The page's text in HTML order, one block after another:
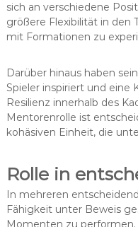
sich an verschiedene
größere Flexibilität in den
mit Formationen zu
Darüber hinaus haben
Spieler inspiriert und eine
Resilienz innerhalb des
Mentorenrolle ist
kohäsiven Einheit, die
Rolle in
In mehreren
Fähigkeit unter Beweis
Momenten zu